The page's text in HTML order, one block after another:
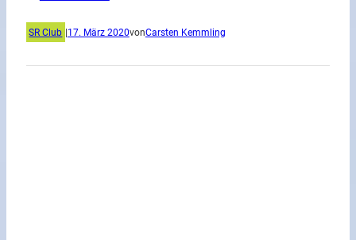
SR Club |17. März 2020vonCarsten Kemmling